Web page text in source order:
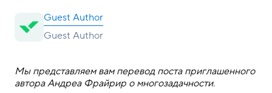
Guest Author
Guest Author
Мы представляем вам перевод поста приглашенного
автора Андреа Фрайрир о многозадачности.